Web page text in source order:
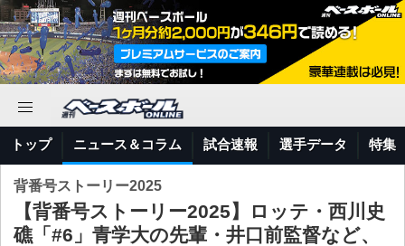
トップ ニュース＆コラム 試合速報 選手データ 特集
背番号ストーリー2025
【背番号ストーリー2025】ロッテ・西川史
礁「#6」青学大の先輩・井口前監督など、